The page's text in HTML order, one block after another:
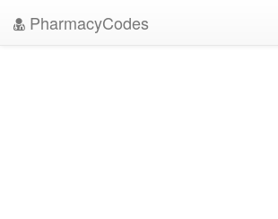
PharmacyCodes